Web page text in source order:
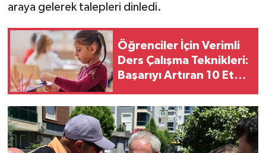
araya gelerek talepleri dinledi.
Öğrenciler İçin Verimli
Ders Çalışma Teknikleri:
Başarıyı Artıran 10 Etkili